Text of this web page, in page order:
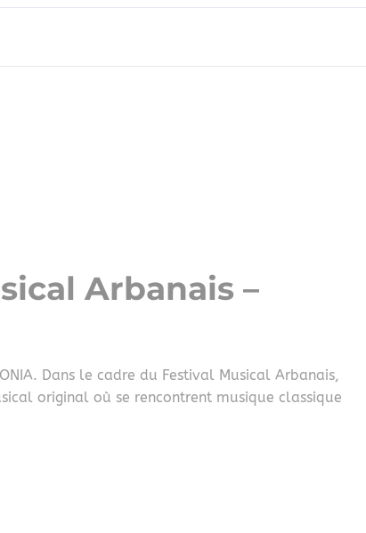
Arbanais –
Dans le cadre du Festival Musical Arbanais,
original où se rencontrent musique classique